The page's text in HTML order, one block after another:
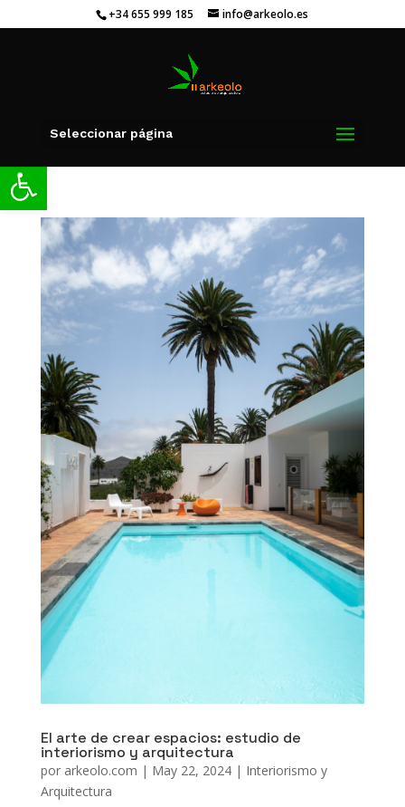
Abrir barra de herramientas
+34 655 999 185 info@arkeolo.es
Seleccionar página
El arte de crear espacios: estudio de
interiorismo y arquitectura
por arkeolo.com | May 22, 2024| Interiorismo y
Arquitectura